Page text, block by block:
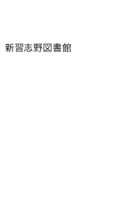
新習志野図書館